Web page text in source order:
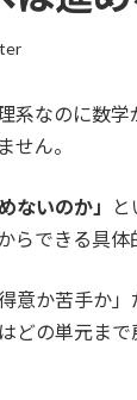
系なのに数
せん。
ないのか」
できる具体
意か苦手か
どの単元ま